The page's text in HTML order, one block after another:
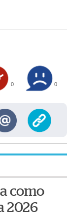
0 0
como
2026